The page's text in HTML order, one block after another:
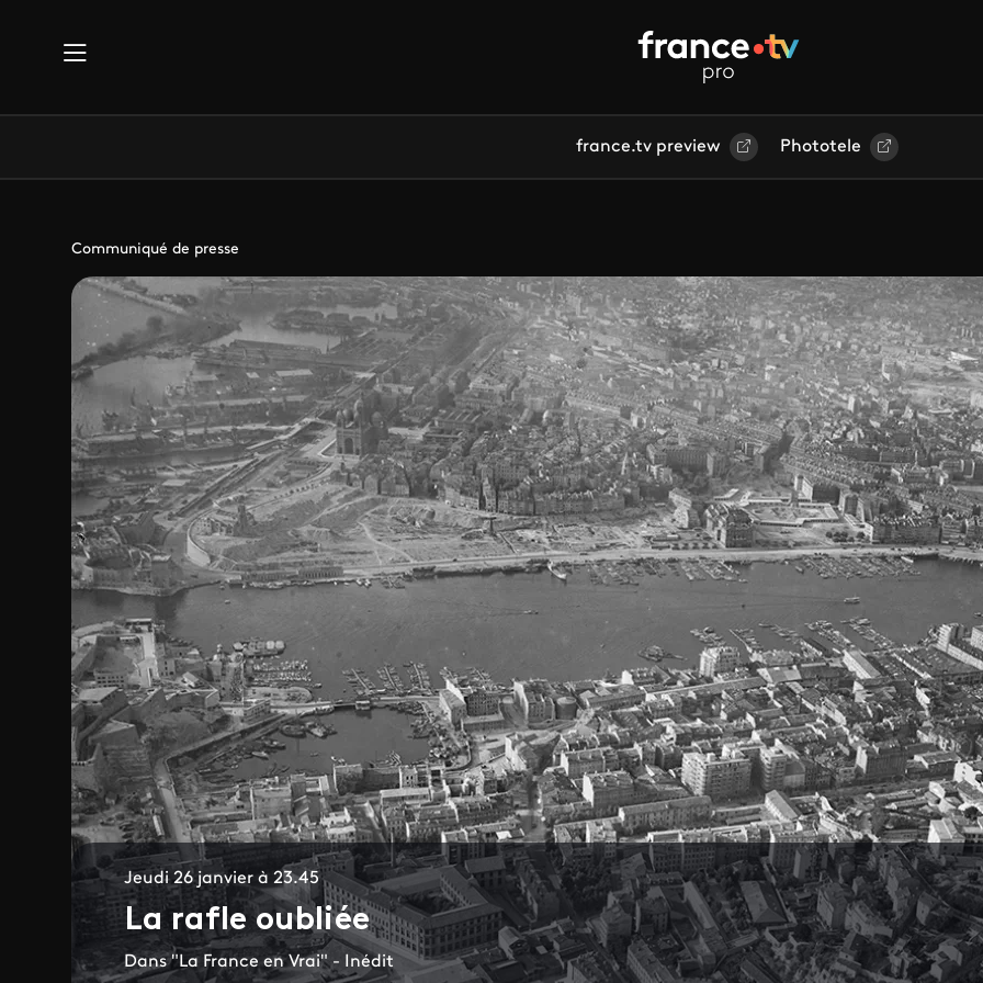
france.tv preview Phototele
Communiqué de presse
Jeudi 26 janvier à 23.45
La rafle oubliée
Dans "La France en Vrai" - Inédit